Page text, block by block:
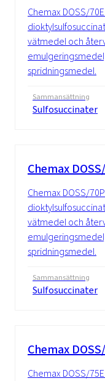
Chemax DOSS/
vätmedel och
spridningsmedel.
Sammansättning
Sulfosuccinater
Chemax
Chemax DOSS/
vätmedel och
spridningsmedel.
Sammansättning
Sulfosuccinater
Chemax
Chemax DOSS/